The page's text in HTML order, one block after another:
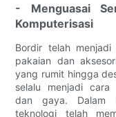
- Menguasai
Komputerisasi
Bordir telah
pakaian dan
yang rumit hingga
selalu menjadi cara
dan gaya. Dalam
teknologi telah